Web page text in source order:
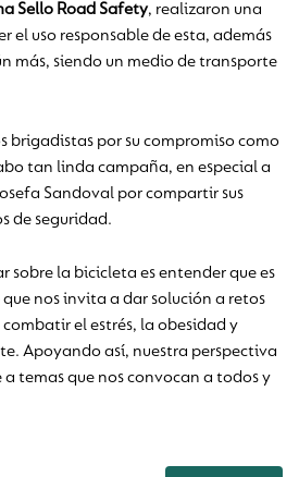
Sello Road Safety, realizaron una
el uso responsable de esta, además
más, siendo un medio de transporte
brigadistas por su compromiso como
tan linda campaña, en especial a
Sandoval por compartir sus
de seguridad.
sobre la bicicleta es entender que es
nos invita a dar solución a retos
el estrés, la obesidad y
Apoyando así, nuestra perspectiva
temas que nos convocan a todos y